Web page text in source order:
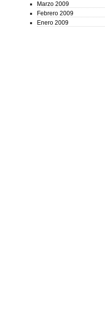
Marzo 2009
Febrero 2009
Enero 2009